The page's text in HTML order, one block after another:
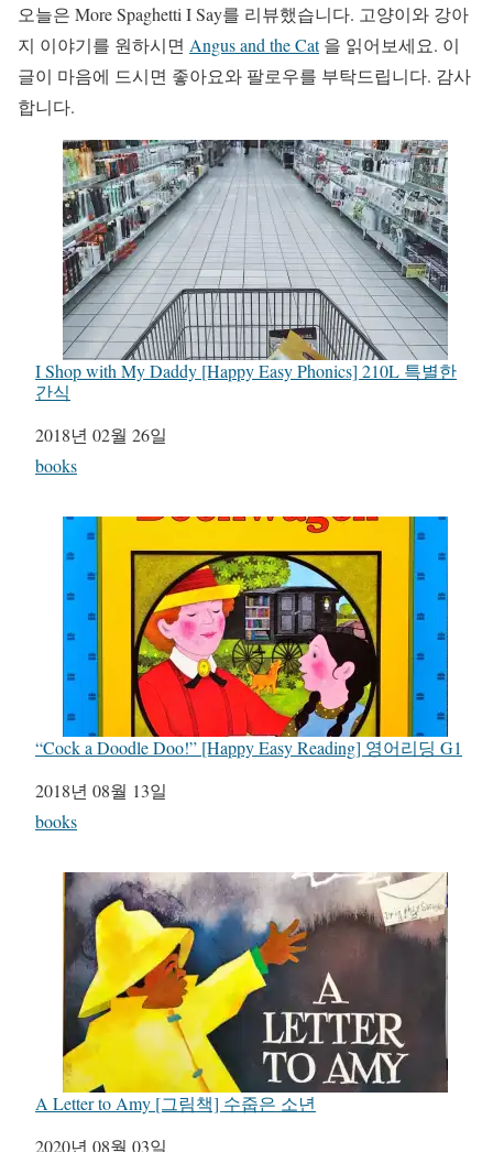
오늘은 More Spaghetti I Say를 리뷰했습니다. 고양이와 강아
지 이야기를 원하시면 Angus and the Cat을 읽어보세요. 이
글이 마음에 드시면 좋아요와 팔로우를 부탁드립니다. 감사
합니다.
I Shop with My Daddy [Happy Easy Phonics] 210L 특별한
간식
일자
2018년 02월 26일
관련 항목
books
“Cock a Doodle Doo!” [Happy Easy Reading] 영어리딩 G1
일자
2018년 08월 13일
관련 항목
books
A Letter to Amy [그림책] 수줍은 소년
일자
2020년 08월 03일